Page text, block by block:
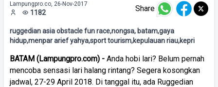
Lampungpro.co, 26-Nov-2017
1182 Share
ruggedian asia obstacle fun race,nongsa, batam,gaya
hidup,menpar arief yahya,sport tourism,kepulauan riau,kepri
BATAM (Lampungpro.com) - Anda hobi lari? Belum pernah
mencoba sensasi lari halang rintang? Segera kosongkan
jadwal, 27-29 April 2018. Di tanggal itu, ada Ruggedian